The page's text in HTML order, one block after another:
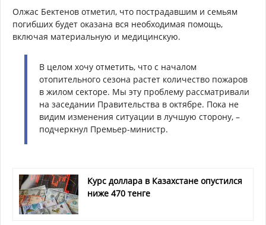
Олжас Бектенов отметил, что пострадавшим и семьям
погибших будет оказана вся необходимая помощь,
включая материальную и медицинскую.
В целом хочу отметить, что с началом
отопительного сезона растет количество пожаров
в жилом секторе. Мы эту проблему рассматривали
на заседании Правительства в октябре. Пока не
видим изменения ситуации в лучшую сторону, –
подчеркнул Премьер-министр.
Курс доллара в Казахстане опустился
ниже 470 тенге